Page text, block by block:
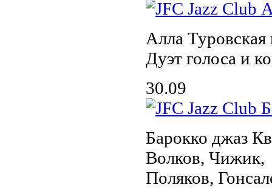
Алла
Дуэт голоса и
30.09
Барокко джаз
Волков, Чижик,
Поляков,